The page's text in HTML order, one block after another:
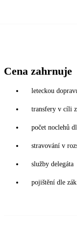
Cena zahrnuje
leteckou
transfery v cíli
počet noclehů
stravování v
služby delegáta
pojištění dle